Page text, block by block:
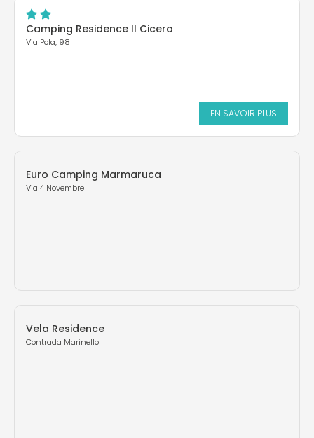
Camping Residence Il Cicero
Via Pola, 98
EN SAVOIR PLUS
Euro Camping Marmaruca
Via 4 Novembre
Vela Residence
Contrada Marinello